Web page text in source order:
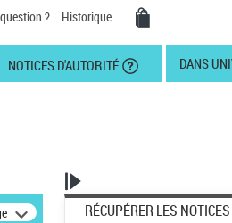
? Historique
NOTICES D'AUTORITÉ DANS
RÉCUPÉRER LES NOTICES